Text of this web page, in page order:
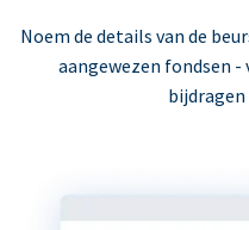
Noem de details van de
aangewezen fondsen